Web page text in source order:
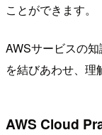
ことができます。
AWSサービスの
を結びあわせ、理
AWS Cloud